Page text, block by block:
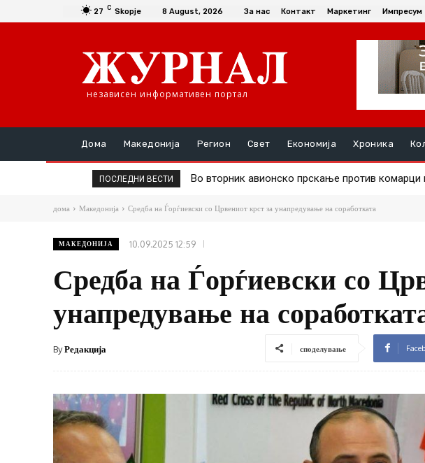
27 C Skopje 8 August, 2026 За нас Контакт Маркетинг Импресум
независен информативен портал
Дома Македонија Регион Свет Економија Хроника
ПОСЛЕДНИ ВЕСТИ Во вторник авионско прскање против комарци
Д-р Трајановски: По труењата, на ред се
дома Македонија Средба на Ѓорѓиевски со Црвениот крст за унапредување на соработката
МАКЕДОНИЈА 10.09.2025 12:59
Средба на Ѓорѓиевски со
унапредување на
ByРедакција споделување